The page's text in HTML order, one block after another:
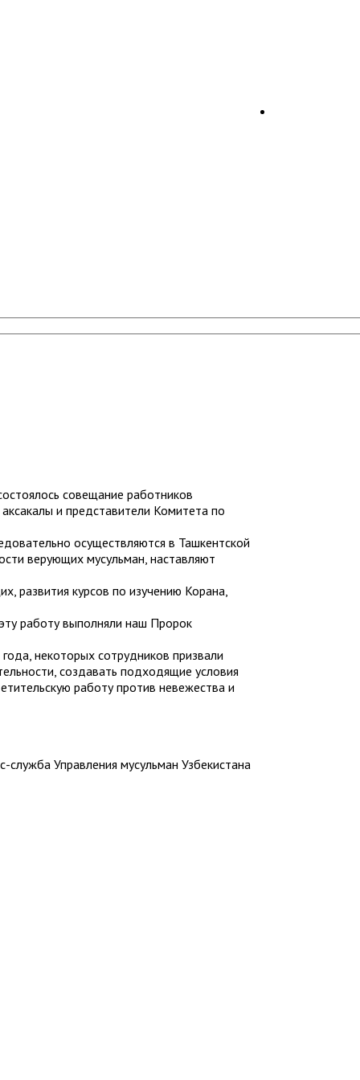
совещание работников
и представители Комитета по
осуществляются в Ташкентской
верующих мусульман, наставляют
развития курсов по изучению Корана,
работу выполняли наш Пророк
некоторых сотрудников призвали
создавать подходящие условия
работу против невежества и
служба Управления мусульман Узбекистана